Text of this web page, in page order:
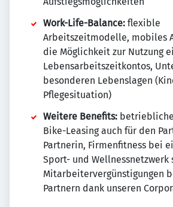
Work-Life-Balance: flexible
Arbeitszeitmodelle, mobiles
die Möglichkeit zur Nutzung
Lebensarbeitszeitkontos,
besonderen Lebenslagen
Pflegesituation)
Weitere Benefits:
Bike-Leasing auch für den
Partnerin, Firmenfitness bei
Sport- und Wellnessnetzwerk
Mitarbeitervergünstigungen
Partnern dank unseren